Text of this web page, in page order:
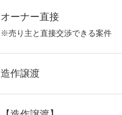
オーナー直接
※売り主と直接交渉できる案件
造作譲渡